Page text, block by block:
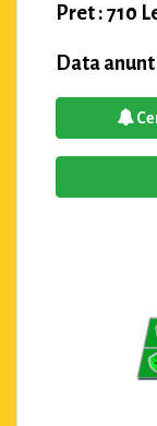
Pret : 710
Data